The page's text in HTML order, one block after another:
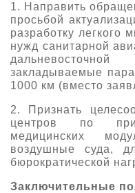
1. Направить
просьбой
разработку легкого
нужд санитарной
закладываемые
1000 км (вместо
2. Признать
центров по
медицинских
воздушные суда,
бюрократической
Заключительные